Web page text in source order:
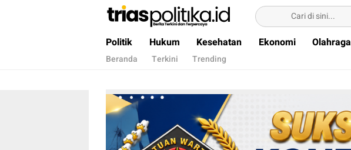
Berita Terkini & Terpercaya
Politik Hukum Kesehatan Ekonomi Olahraga
Beranda Terkini Trending